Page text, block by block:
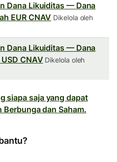
Dana Likuiditas — Dana
EUR CNAV Dikelola oleh
Dana Likuiditas — Dana
CNAV Dikelola oleh
siapa saja yang dapat
Berbunga dan Saham.